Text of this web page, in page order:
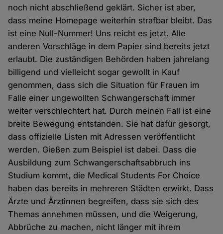
noch nicht abschließend geklärt. Sicher ist aber,
dass meine Homepage weiterhin strafbar bleibt. Das
ist eine Null-Nummer! Uns reicht es jetzt. Alle
anderen Vorschläge in dem Papier sind bereits jetzt
erlaubt. Die zuständigen Behörden haben jahrelang
billigend und vielleicht sogar gewollt in Kauf
genommen, dass sich die Situation für Frauen im
Falle einer ungewollten Schwangerschaft immer
weiter verschlechtert hat. Durch meinen Fall ist eine
breite Bewegung entstanden. Sie hat dafür gesorgt,
dass offizielle Listen mit Adressen veröffentlicht
werden. Gießen zum Beispiel ist dabei. Dass die
Ausbildung zum Schwangerschaftsabbruch ins
Studium kommt, die Medical Students For Choice
haben das bereits in mehreren Städten erwirkt. Dass
Ärzte und Ärztinnen begreifen, dass sie sich des
Themas annehmen müssen, und die Weigerung,
Abbrüche zu machen, nicht länger mit ihrem